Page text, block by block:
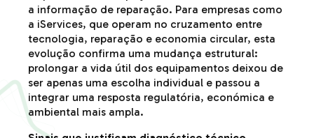
a informação de reparação. Para empresas como
a iServices, que operam no cruzamento entre
tecnologia, reparação e economia circular, esta
evolução confirma uma mudança estrutural:
prolongar a vida útil dos equipamentos deixou de
ser apenas uma escolha individual e passou a
integrar uma resposta regulatória, económica e
ambiental mais ampla.